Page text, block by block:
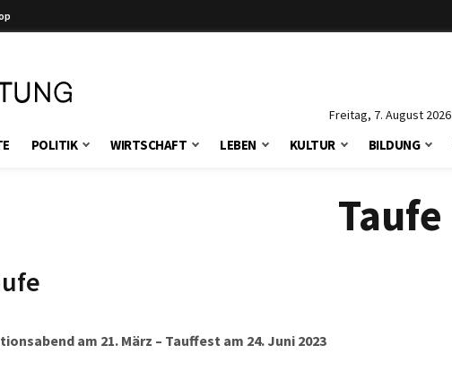
Freitag, 7. August 2026
POLITIK WIRTSCHAFT LEBEN KULTUR BILDUNG
Taufe
am 21. März – Tauffest am 24. Juni 2023